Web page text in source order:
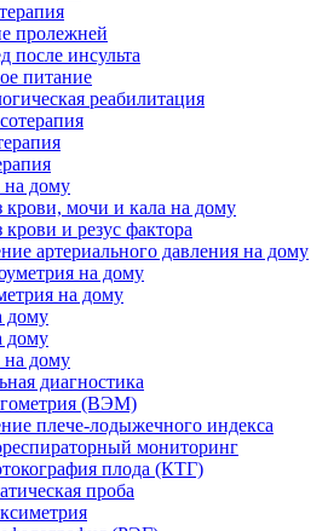
пролежней
после инсульта
питание
реабилитация
на дому
крови, мочи и кала на дому
и резус фактора
артериального давления на дому
на дому
на дому
дому
дому
на дому
диагностика
(ВЭМ)
плече-лодыжечного индекса
мониторинг
плода (КТГ)
проба